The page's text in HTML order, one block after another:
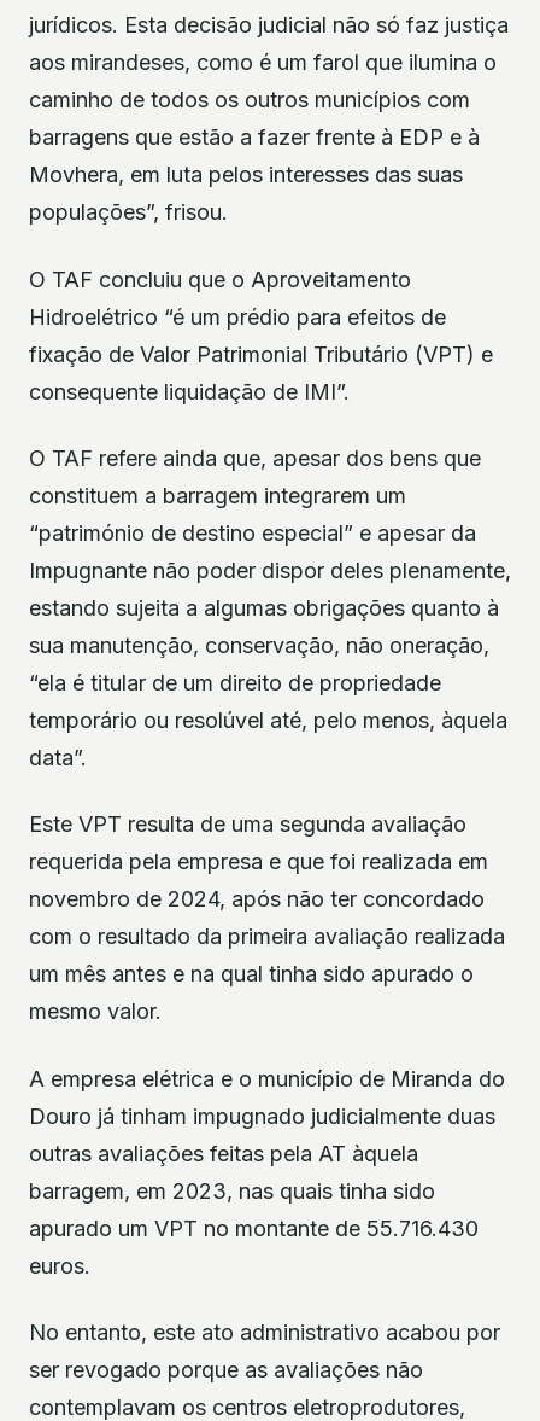
jurídicos. Esta decisão judicial não só faz justiça
aos mirandeses, como é um farol que ilumina o
caminho de todos os outros municípios com
barragens que estão a fazer frente à EDP e à
Movhera, em luta pelos interesses das suas
populações”, frisou.
O TAF concluiu que o Aproveitamento
Hidroelétrico “é um prédio para efeitos de
fixação de Valor Patrimonial Tributário (VPT) e
consequente liquidação de IMI”.
O TAF refere ainda que, apesar dos bens que
constituem a barragem integrarem um
“património de destino especial” e apesar da
Impugnante não poder dispor deles plenamente,
estando sujeita a algumas obrigações quanto à
sua manutenção, conservação, não oneração,
“ela é titular de um direito de propriedade
temporário ou resolúvel até, pelo menos, àquela
data”.
Este VPT resulta de uma segunda avaliação
requerida pela empresa e que foi realizada em
novembro de 2024, após não ter concordado
com o resultado da primeira avaliação realizada
um mês antes e na qual tinha sido apurado o
mesmo valor.
A empresa elétrica e o município de Miranda do
Douro já tinham impugnado judicialmente duas
outras avaliações feitas pela AT àquela
barragem, em 2023, nas quais tinha sido
apurado um VPT no montante de 55.716.430
euros.
No entanto, este ato administrativo acabou por
ser revogado porque as avaliações não
contemplavam os centros eletroprodutores,